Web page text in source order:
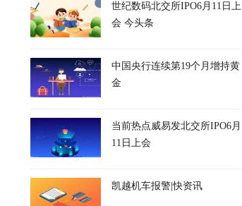
世纪数码北交所IPO6月11日上
会 今头条
中国央行连续第19个月增持黄
金
当前热点威易发北交所IPO6月
11日上会
凯越机车报警|快资讯